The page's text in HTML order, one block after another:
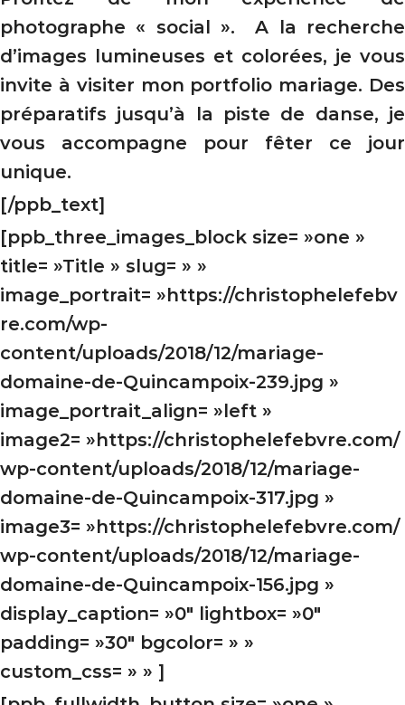
photographe « social ». A la recherche
d’images lumineuses et colorées, je vous
invite à visiter mon portfolio mariage. Des
préparatifs jusqu’à la piste de danse, je
vous accompagne pour fêter ce jour
unique.
[/ppb_text]
[ppb_three_images_block size= »one »
title= »Title » slug= » »
image_portrait= »https://christophelefebv
re.com/wp-
content/uploads/2018/12/mariage-
domaine-de-Quincampoix-239.jpg »
image_portrait_align= »left »
image2= »https://christophelefebvre.com/
wp-content/uploads/2018/12/mariage-
domaine-de-Quincampoix-317.jpg »
image3= »https://christophelefebvre.com/
wp-content/uploads/2018/12/mariage-
domaine-de-Quincampoix-156.jpg »
display_caption= »0″ lightbox= »0″
padding= »30″ bgcolor= » »
custom_css= » » ]